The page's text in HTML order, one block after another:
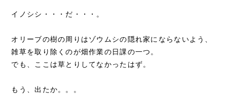
イノシシ・・・だ・・・。
オリーブの樹の周りはゾウムシの隠れ家にならないよう、
雑草を取り除くのが畑作業の日課の一つ。
でも、ここは草とりしてなかったはず。
もう、出たか。。。